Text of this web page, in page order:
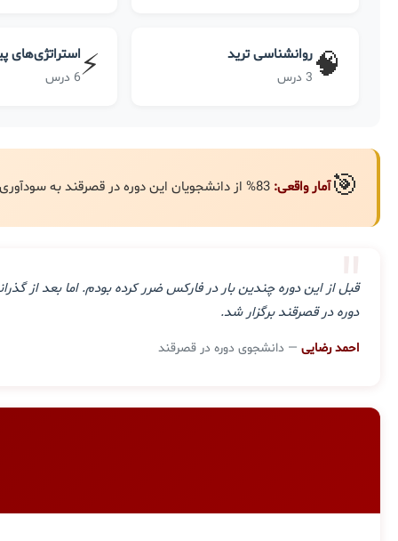
🧠روانشناسی ترید
3 درس ⚡استراتژی‌های
6 درس
🎯آمار واقعی:
"
قبل از این دوره چندین بار در فارکس ضرر کرده بودم. اما بعد از
دوره در قصرقند برگزار شد.
احمد رضایی — دانشجوی دوره در قصرقند